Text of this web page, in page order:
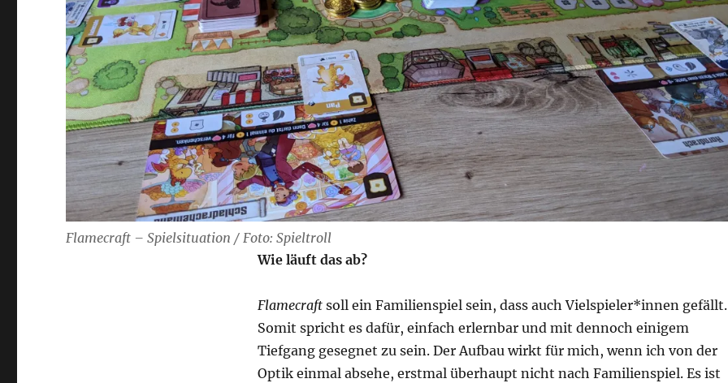
Flamecraft – Spielsituation / Foto: Spieltroll
Wie läuft das ab?
Flamecraftsoll ein Familienspiel sein, dass auch Vielspieler*innen gefällt.
Somit spricht es dafür, einfach erlernbar und mit dennoch einigem
Tiefgang gesegnet zu sein. Der Aufbau wirkt für mich, wenn ich von der
Optik einmal absehe, erstmal überhaupt nicht nach Familienspiel. Es ist